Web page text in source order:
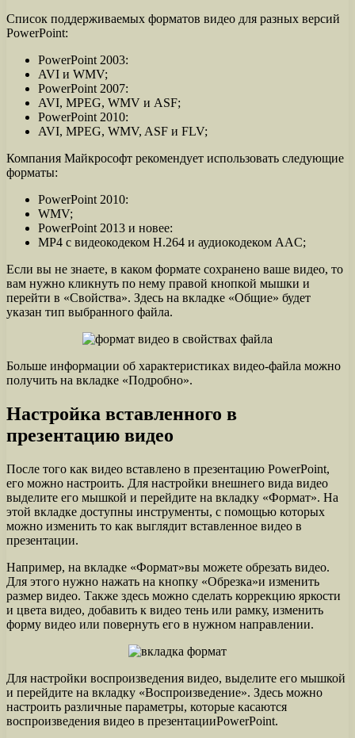
Список поддерживаемых форматов видео для разных версий
PowerPoint:
PowerPoint 2003:
AVI и WMV;
PowerPoint 2007:
AVI, MPEG, WMV и ASF;
PowerPoint 2010:
AVI, MPEG, WMV, ASF и FLV;
Компания Майкрософт рекомендует использовать следующие
форматы:
PowerPoint 2010:
WMV;
PowerPoint 2013 и новее:
MP4 с видеокодеком H.264 и аудиокодеком AAC;
Если вы не знаете, в каком формате сохранено ваше видео, то
вам нужно кликнуть по нему правой кнопкой мышки и
перейти в «Свойства». Здесь на вкладке «Общие» будет
указан тип выбранного файла.
Больше информации об характеристиках видео-файла можно
получить на вкладке «Подробно».
Настройка вставленного в
презентацию видео
После того как видео вставлено в презентацию PowerPoint,
его можно настроить. Для настройки внешнего вида видео
выделите его мышкой и перейдите на вкладку «Формат». На
этой вкладке доступны инструменты, с помощью которых
можно изменить то как выглядит вставленное видео в
презентации.
Например, на вкладке «Формат»вы можете обрезать видео.
Для этого нужно нажать на кнопку «Обрезка»и изменить
размер видео. Также здесь можно сделать коррекцию яркости
и цвета видео, добавить к видео тень или рамку, изменить
форму видео или повернуть его в нужном направлении.
Для настройки воспроизведения видео, выделите его мышкой
и перейдите на вкладку «Воспроизведение». Здесь можно
настроить различные параметры, которые касаются
воспроизведения видео в презентацииPowerPoint.